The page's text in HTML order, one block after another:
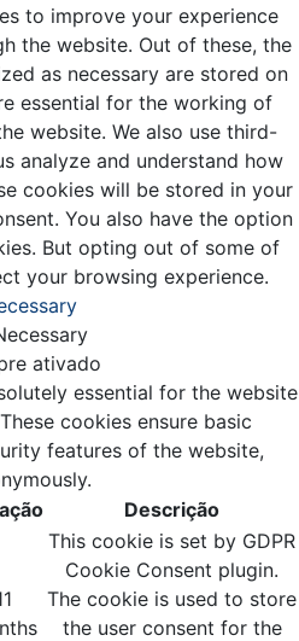
to improve your experience
the website. Out of these, the
as necessary are stored on
essential for the working of
website. We also use third-
analyze and understand how
cookies will be stored in your
You also have the option
But opting out of some of
your browsing experience.
ativado
essential for the website
cookies ensure basic
features of the website,
Descrição
This cookie is set by GDPR
Cookie Consent plugin.
The cookie is used to store
the user consent for the